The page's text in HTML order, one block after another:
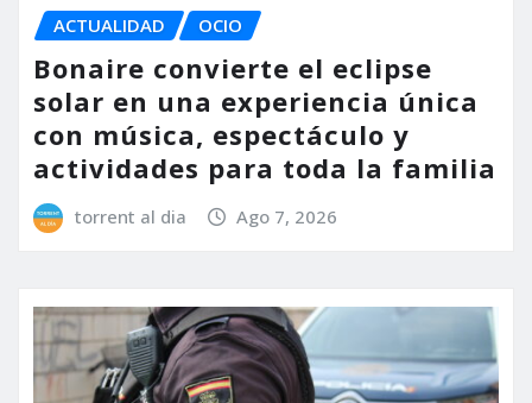
ACTUALIDAD OCIO
Bonaire convierte el eclipse
solar en una experiencia única
con música, espectáculo y
actividades para toda la familia
torrent al dia Ago 7, 2026